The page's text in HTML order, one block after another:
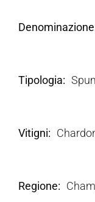
Denominazione
Tipologia
Vitigni
Regione